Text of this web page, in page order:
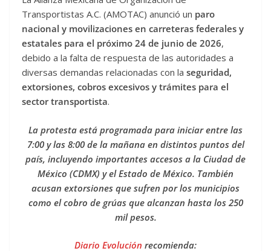
Transportistas A.C. (AMOTAC) anunció un paro
nacional y movilizaciones en carreteras federales y
estatales para el próximo 24 de junio de 2026,
debido a la falta de respuesta de las autoridades a
diversas demandas relacionadas con la seguridad,
extorsiones, cobros excesivos y trámites para el
sector transportista.
La protesta está programada para iniciar entre las
7:00 y las 8:00 de la mañana en distintos puntos del
país, incluyendo importantes accesos a la Ciudad de
México (CDMX) y el Estado de México. También
acusan extorsiones que sufren por los municipios
como el cobro de grúas que alcanzan hasta los 250
mil pesos.
Diario Evolución recomienda: